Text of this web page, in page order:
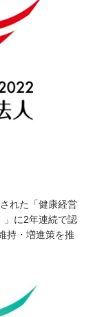
れた「健康経営
」に2年連続で認
持・増進策を推